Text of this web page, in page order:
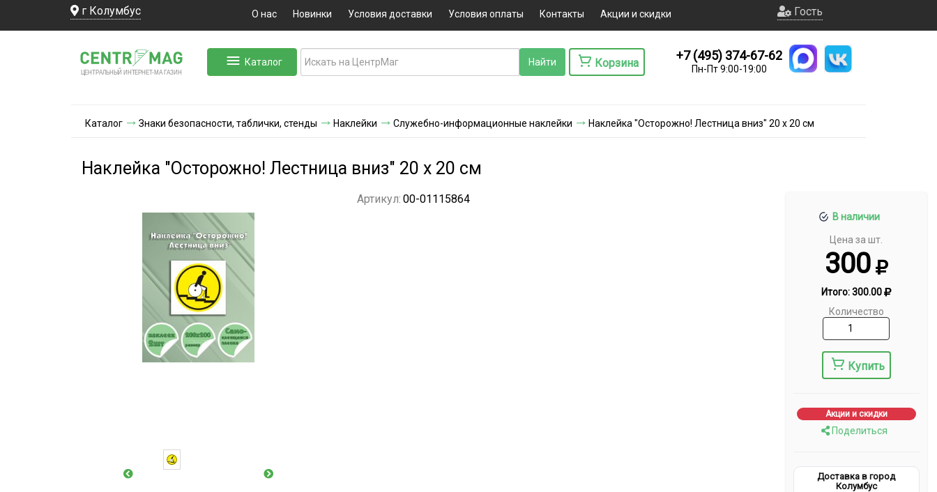
г Колумбус О нас Новинки Условия доставки Условия оплаты Контакты Акции и скидки Гость
ЦЕНТРАЛЬНЫЙ ИНТЕРНЕТ-МА ГАЗИН
Каталог Корзина
+7 (495) 374-67-62
Пн-Пт 9:00-19:00
Каталог Знаки безопасности, таблички, стенды Наклейки Служебно-информационные наклейки Наклейка "Осторожно! Лестница вниз" 20 х 20 см
Наклейка "Осторожно! Лестница вниз" 20 х 20 см
В наличии
Цена за шт.
300
Итого:300.00
Количество
Купить
Акции и скидки
Поделиться
Доставка в город
Колумбус
Артикул: 00-01115864